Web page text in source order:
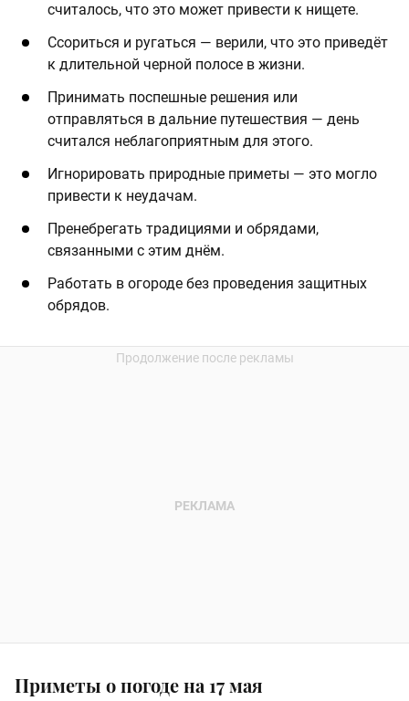
считалось, что это может привести к нищете.
Ссориться и ругаться — верили, что это приведёт
к длительной черной полосе в жизни.
Принимать поспешные решения или
отправляться в дальние путешествия — день
считался неблагоприятным для этого.
Игнорировать природные приметы — это могло
привести к неудачам.
Пренебрегать традициями и обрядами,
связанными с этим днём.
Работать в огороде без проведения защитных
обрядов.
Приметы о погоде на 17 мая